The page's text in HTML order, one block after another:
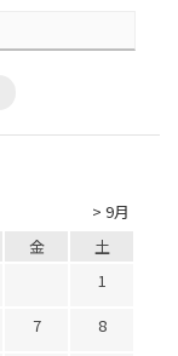
> 9月
金
土
1
7
8